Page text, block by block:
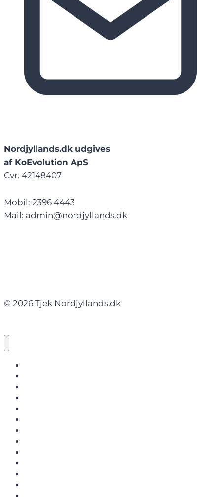
Nordjyllands.dk udgives
af KoEvolution ApS
Cvr. 42148407
Mobil: 2396 4443
Mail: admin@nordjyllands.dk
© 2026 Tjek Nordjyllands.dk